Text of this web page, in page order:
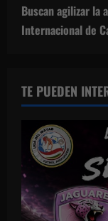
Buscan agilizar la
Internacional de
TE PUEDEN